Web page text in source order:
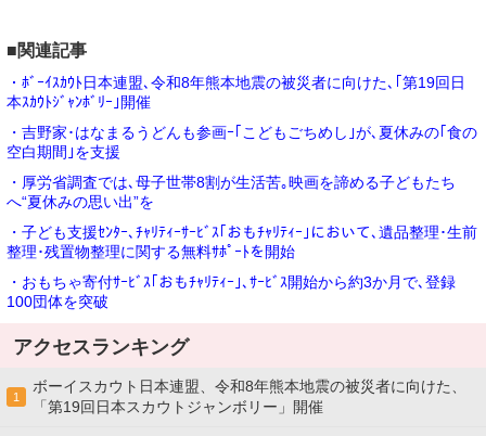
■関連記事
・ﾎﾞｰｲｽｶｳﾄ日本連盟､令和8年熊本地震の被災者に向けた､｢第19回日
本ｽｶｳﾄｼﾞｬﾝﾎﾞﾘｰ｣開催
・吉野家･はなまるうどんも参画ｰ｢こどもごちめし｣が､夏休みの｢食の
空白期間｣を支援
・厚労省調査では､母子世帯8割が生活苦｡映画を諦める子どもたち
へ“夏休みの思い出”を
・子ども支援ｾﾝﾀｰ､ﾁｬﾘﾃｨｰｻｰﾋﾞｽ｢おもﾁｬﾘﾃｨｰ｣において､遺品整理･生前
整理･残置物整理に関する無料ｻﾎﾟｰﾄを開始
・おもちゃ寄付ｻｰﾋﾞｽ｢おもﾁｬﾘﾃｨｰ｣､ｻｰﾋﾞｽ開始から約3か月で､登録
100団体を突破
アクセスランキング
1
ボーイスカウト日本連盟、令和8年熊本地震の被災者に向けた、
「第19回日本スカウトジャンボリー」開催